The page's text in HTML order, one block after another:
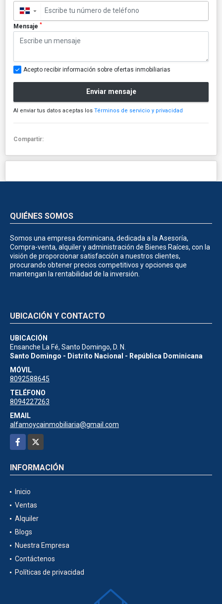
▼
Mensaje *
Acepto recibir información sobre ofertas inmobiliarias
Enviar mensaje
Al enviar tus datos aceptas los Términos de servicio y privacidad
Compartir:
QUIÉNES SOMOS
Somos una empresa dominicana, dedicada a la Asesoría,
Compra-venta, alquiler y administración de Bienes Raíces, con la
visión de proporcionar satisfacción a nuestros clientes,
procurando obtener precios competitivos y opciones que
mantengan la rentabilidad de la inversión.
UBICACIÓN Y CONTACTO
UBICACIÓN
Ensanche La Fé, Santo Domingo, D. N.
Santo Domingo - Distrito Nacional - República Dominicana
MÓVIL
8092588645
TELÉFONO
8094227263
EMAIL
alfamoycainmobiliaria@gmail.com
Facebook
INFORMACIÓN
Inicio
Ventas
Alquiler
Blogs
Nuestra Empresa
Contáctenos
Políticas de privacidad